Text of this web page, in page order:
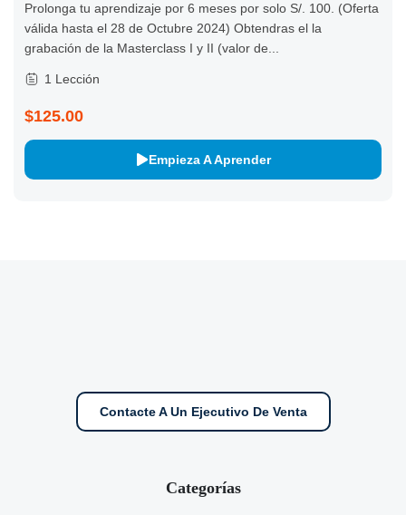
Prolonga tu aprendizaje por 6 meses por solo S/. 100. (Oferta
válida hasta el 28 de Octubre 2024) Obtendras el la
grabación de la Masterclass I y II (valor de...
1 Lección
$125.00
Empieza A Aprender
Contacte A Un Ejecutivo De Venta
Categorías